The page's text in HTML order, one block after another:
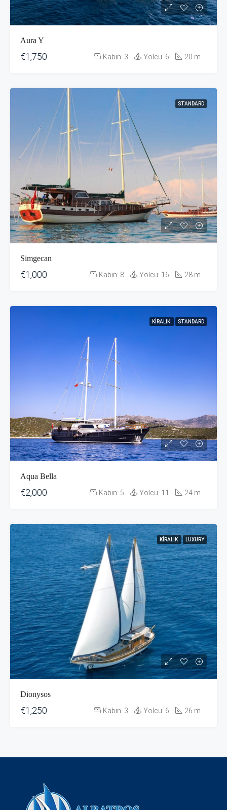
Aura Y
€1,750 Kabin: 3 Yolcu: 6 20 m
STANDARD
Simgecan
€1,000 Kabin: 8 Yolcu: 16 28 m
KIRALIK STANDARD
Aqua Bella
€2,000 Kabin: 5 Yolcu: 11 24 m
KIRALIK LUXURY
Dionysos
€1,250 Kabin: 3 Yolcu: 6 26 m